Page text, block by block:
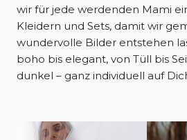
wir für jede werdenden Mami
Kleidern und Sets, damit wir
wundervolle Bilder entstehen
boho bis elegant, von Tüll bis
dunkel – ganz individuell auf